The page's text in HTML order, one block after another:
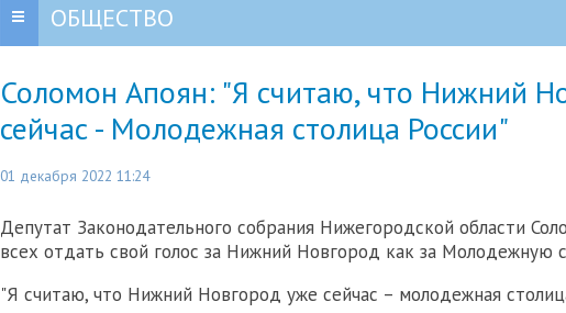
ОБЩЕСТВО
Соломон Апоян: "Я считаю, что Нижний
сейчас - Молодежная столица России"
01 декабря 2022 11:24
Депутат Законодательного собрания Нижегородской области
всех отдать свой голос за Нижний Новгород как за Молодежную
"Я считаю, что Нижний Новгород уже сейчас – молодежная